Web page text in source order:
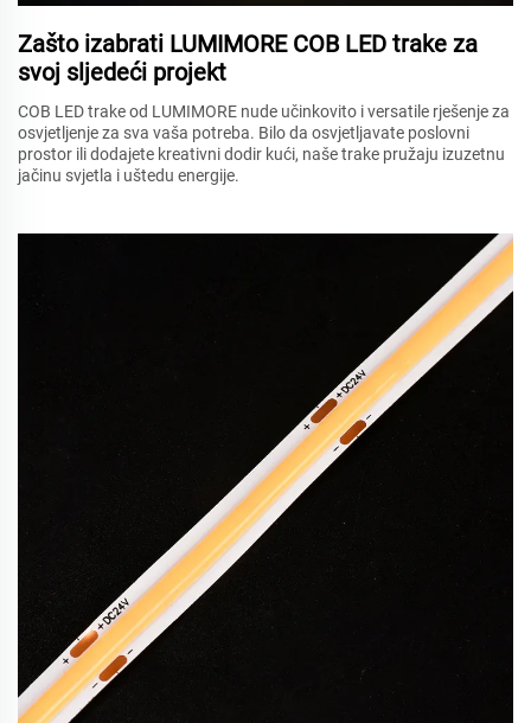
Zašto izabrati LUMIMORE COB LED trake za
svoj sljedeći projekt
COB LED trake od LUMIMORE nude učinkovito i versatile rješenje za
osvjetljenje za sva vaša potreba. Bilo da osvjetljavate poslovni
prostor ili dodajete kreativni dodir kući, naše trake pružaju izuzetnu
jačinu svjetla i uštedu energije.